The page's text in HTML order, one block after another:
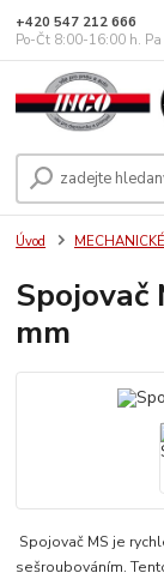
+420 547 212 666
Po-Čt 8:00-16:00 h.
Úvod
Spojovač
mm
Spojovač MS je
sešroubováním.